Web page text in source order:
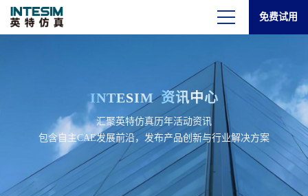
免费试用
INTESIM 资讯中心
汇聚英特仿真历年活动资讯
包含自主CAE发展前沿，发布产品创新与行业解决方案